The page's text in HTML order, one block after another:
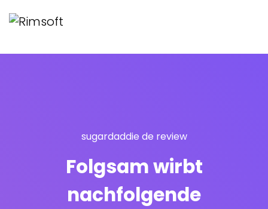
sugardaddie de review
Folgsam wirbt
nachfolgende